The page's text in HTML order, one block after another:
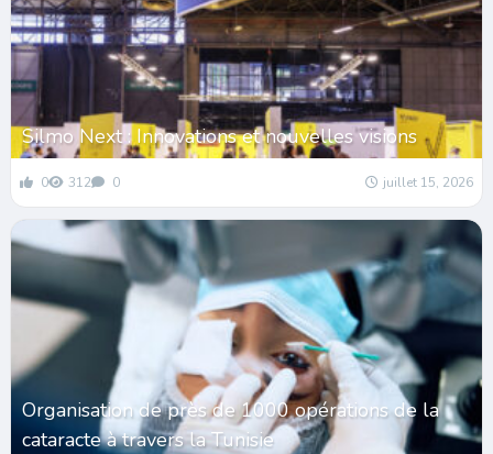
Silmo Next : Innovations et nouvelles visions
0 312 0 juillet 15, 2026
Organisation de près de 1000 opérations de la
cataracte à travers la Tunisie